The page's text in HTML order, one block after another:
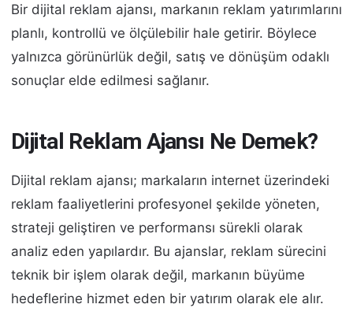
Bir dijital reklam ajansı, markanın reklam yatırımlarını
planlı, kontrollü ve ölçülebilir hale getirir. Böylece
yalnızca görünürlük değil, satış ve dönüşüm odaklı
sonuçlar elde edilmesi sağlanır.
Dijital Reklam Ajansı Ne Demek?
Dijital reklam ajansı; markaların internet üzerindeki
reklam faaliyetlerini profesyonel şekilde yöneten,
strateji geliştiren ve performansı sürekli olarak
analiz eden yapılardır. Bu ajanslar, reklam sürecini
teknik bir işlem olarak değil, markanın büyüme
hedeflerine hizmet eden bir yatırım olarak ele alır.